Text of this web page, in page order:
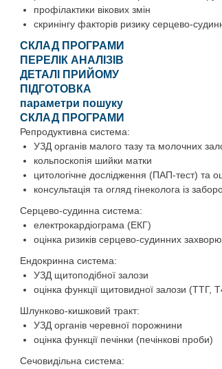
профілактики вікових змін
скринінгу факторів ризику серцево-
СКЛАД ПРОГРАМИ
ПЕРЕЛІК АНАЛІЗІВ
ДЕТАЛІ ПРИЙОМУ
ПІДГОТОВКА
параметри пошуку
СКЛАД ПРОГРАМИ
Репродуктивна система:
УЗД органів малого тазу та молочних
кольпоскопія шийки матки
цитологічне дослідження (ПАП-тест) та
консультація та огляд гінеколога із
Серцево-судинна система:
електрокардіограма (ЕКГ)
оцінка ризиків серцево-судинних
Ендокринна система:
УЗД щитоподібної залози
оцінка функції щитовидної залози (ТТГ,
Шлунково-кишковий тракт:
УЗД органів черевної порожнини
оцінка функції печінки (печінкові проби)
Сечовидільна система: